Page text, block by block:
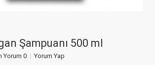
Şampuanı 500 ml
Yorum 0 Yorum Yap